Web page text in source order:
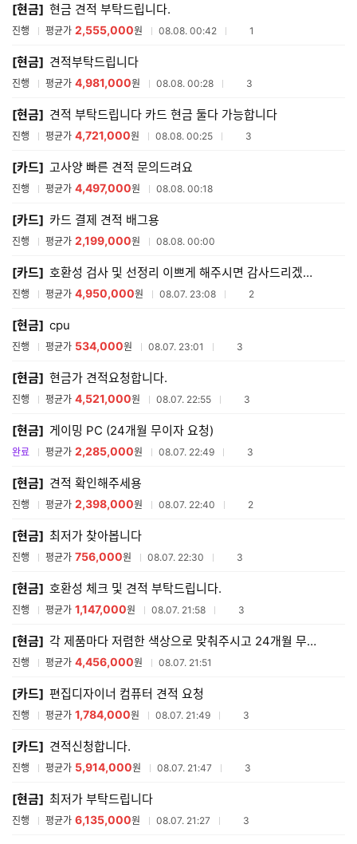
[현금] 현금 견적 부탁드립니다.
진행 평균가 2,555,000원 08.08. 00:42 참여업체수
1
[현금] 견적부탁드립니다
진행 평균가 4,981,000원 08.08. 00:28 참여업체수
3
[현금] 견적 부탁드립니다 카드 현금 둘다 가능합니다
진행 평균가 4,721,000원 08.08. 00:25 참여업체수
3
[카드] 고사양 빠른 견적 문의드려요
진행 평균가 4,497,000원 08.08. 00:18
[카드] 카드 결제 견적 배그용
진행 평균가 2,199,000원 08.08. 00:00
[카드] 호환성 검사 및 선정리 이쁘게 해주시면 감사드리겠습니다
진행 평균가 4,950,000원 08.07. 23:08 참여업체수
2
[현금] cpu
진행 평균가 534,000원 08.07. 23:01 참여업체수
3
[현금] 현금가 견적요청합니다.
진행 평균가 4,521,000원 08.07. 22:55 참여업체수
3
[현금] 게이밍 PC (24개월 무이자 요청)
완료 평균가 2,285,000원 08.07. 22:49 참여업체수
3
[현금] 견적 확인해주세용
진행 평균가 2,398,000원 08.07. 22:40 참여업체수
2
[현금] 최저가 찾아봅니다
진행 평균가 756,000원 08.07. 22:30 참여업체수
3
[현금] 호환성 체크 및 견적 부탁드립니다.
진행 평균가 1,147,000원 08.07. 21:58 참여업체수
3
[현금] 각 제품마다 저렴한 색상으로 맞춰주시고 24개월 무이자할부 되시는분 꼼꼼하게 검수해주실분 해주세
진행 평균가 4,456,000원 08.07. 21:51
[카드] 편집디자이너 컴퓨터 견적 요청
진행 평균가 1,784,000원 08.07. 21:49 참여업체수
3
[카드] 견적신청합니다.
진행 평균가 5,914,000원 08.07. 21:47 참여업체수
3
[현금] 최저가 부탁드립니다
진행 평균가 6,135,000원 08.07. 21:27 참여업체수
3